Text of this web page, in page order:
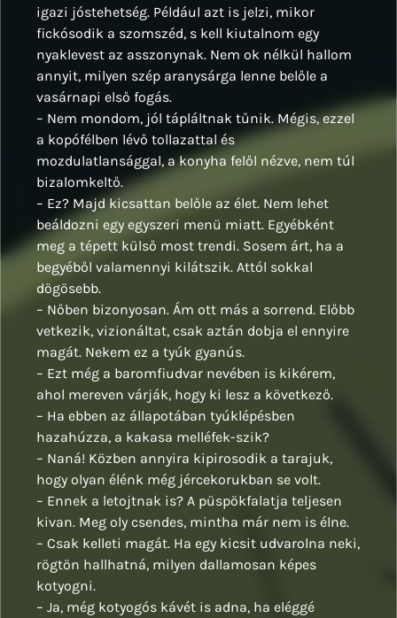
igazi jóstehetség. Például azt is jelzi, mikor
fickósodik a szomszéd, s kell kiutalnom egy
nyaklevest az asszonynak. Nem ok nélkül hallom
annyit, milyen szép aranysárga lenne belőle a
vasárnapi első fogás.
– Nem mondom, jól tápláltnak tűnik. Mégis, ezzel
a kopófélben lévő tollazattal és
mozdulatlansággal, a konyha felől nézve, nem túl
bizalomkeltő.
– Ez? Majd kicsattan belőle az élet. Nem lehet
beáldozni egy egyszeri menü miatt. Egyébként
meg a tépett külső most trendi. Sosem árt, ha a
begyéből valamennyi kilátszik. Attól sokkal
dögösebb.
– Nőben bizonyosan. Ám ott más a sorrend. Előbb
vetkezik, vizionáltat, csak aztán dobja el ennyire
magát. Nekem ez a tyúk gyanús.
– Ezt még a baromfiudvar nevében is kikérem,
ahol mereven várják, hogy ki lesz a következő.
– Ha ebben az állapotában tyúklépésben
hazahúzza, a kakasa melléfek-szik?
– Naná! Közben annyira kipirosodik a tarajuk,
hogy olyan élénk még jércekorukban se volt.
– Ennek a letojtnak is? A püspökfalatja teljesen
kivan. Meg oly csendes, mintha már nem is élne.
– Csak kelleti magát. Ha egy kicsit udvarolna neki,
rögtön hallhatná, milyen dallamosan képes
kotyogni.
– Ja, még kotyogós kávét is adna, ha eléggé